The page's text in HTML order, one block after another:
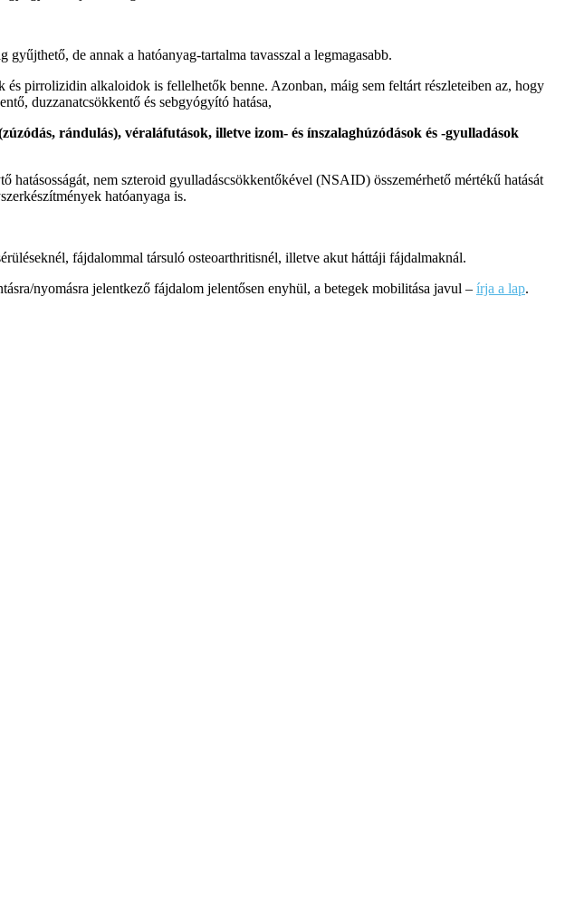
de annak a hatóanyag-tartalma tavasszal a legmagasabb.
pirrolizidin alkaloidok is fellelhetők benne. Azonban, máig sem feltárt részleteiben az, hogy
duzzanatcsökkentő és sebgyógyító hatása,
rándulás), véraláfutások, illetve izom- és ínszalaghúzódások és -gyulladások
nem szteroid gyulladáscsökkentőkével (NSAID) összemérhető mértékű hatását
hatóanyaga is.
fájdalommal társuló osteoarthritisnél, illetve akut háttáji fájdalmaknál.
nyomásra jelentkező fájdalom jelentősen enyhül, a betegek mobilitása javul – írja a lap.